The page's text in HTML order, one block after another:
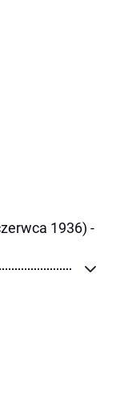
1936) -